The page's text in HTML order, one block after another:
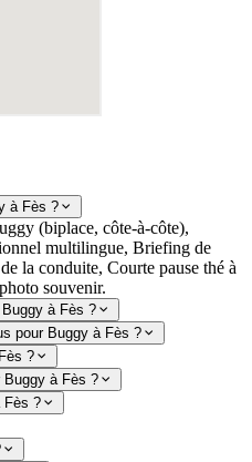
à Fès ?
(biplace, côte-à-côte),
multilingue, Briefing de
la conduite, Courte pause thé à
souvenir.
à Fès ?
pour Buggy à Fès ?
?
Buggy à Fès ?
Fès ?